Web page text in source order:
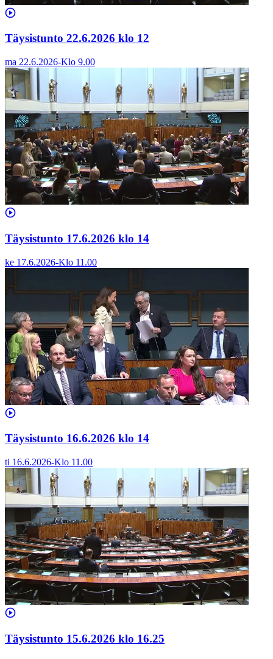
Täysistunto 22.6.2026 klo 12
ma 22.6.2026-Klo 9.00
Täysistunto 17.6.2026 klo 14
ke 17.6.2026-Klo 11.00
Täysistunto 16.6.2026 klo 14
ti 16.6.2026-Klo 11.00
Täysistunto 15.6.2026 klo 16.25